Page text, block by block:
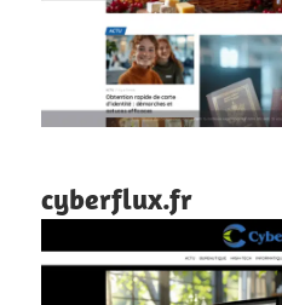
cyberflux.fr